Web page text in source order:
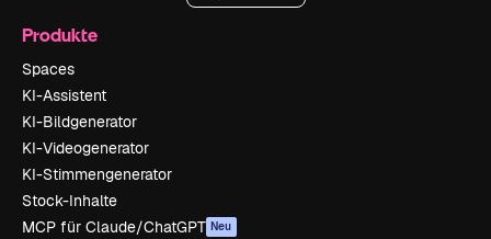
Produkte
Spaces
KI-Assistent
KI-Bildgenerator
KI-Videogenerator
KI-Stimmengenerator
Stock-Inhalte
MCP für Claude/ChatGPT Neu